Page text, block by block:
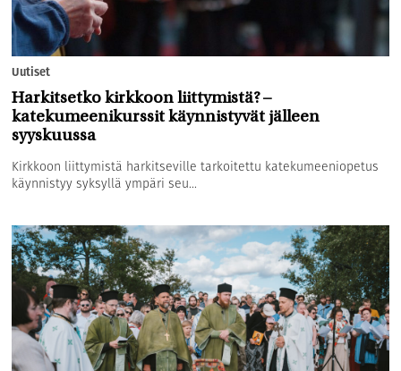
Uutiset
Harkitsetko kirkkoon liittymistä? –
katekumeenikurssit käynnistyvät jälleen
syyskuussa
Kirkkoon liittymistä harkitseville tarkoitettu katekumeeniopetus
käynnistyy syksyllä ympäri seu...